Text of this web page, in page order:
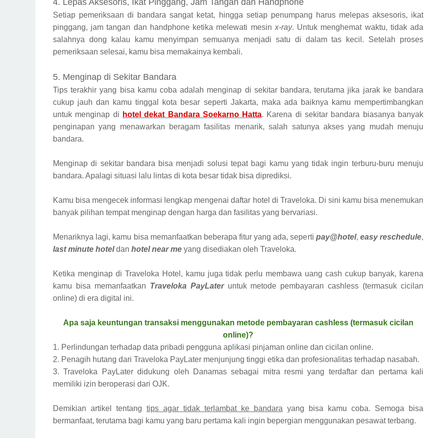
Setiap pemeriksaan di bandara sangat ketat, hingga setiap penumpang harus melepas aksesoris, ikat
pinggang, jam tangan dan handphone ketika melewati mesin x-ray. Untuk menghemat waktu, tidak ada
salahnya dong kalau kamu menyimpan semuanya menjadi satu di dalam tas kecil. Setelah proses
pemeriksaan selesai, kamu bisa memakainya kembali.
5. Menginap di Sekitar Bandara
Tips terakhir yang bisa kamu coba adalah menginap di sekitar bandara, terutama jika jarak ke bandara
cukup jauh dan kamu tinggal kota besar seperti Jakarta, maka ada baiknya kamu mempertimbangkan
untuk menginap di hotel dekat Bandara Soekarno Hatta. Karena di sekitar bandara biasanya banyak
penginapan yang menawarkan beragam fasilitas menarik, salah satunya akses yang mudah menuju
bandara.
Menginap di sekitar bandara bisa menjadi solusi tepat bagi kamu yang tidak ingin terburu-buru menuju
bandara. Apalagi situasi lalu lintas di kota besar tidak bisa diprediksi.
Kamu bisa mengecek informasi lengkap mengenai daftar hotel di Traveloka. Di sini kamu bisa menemukan
banyak pilihan tempat menginap dengan harga dan fasilitas yang bervariasi.
Menariknya lagi, kamu bisa memanfaatkan beberapa fitur yang ada, seperti pay@hotel, easy reschedule,
last minute hoteldan hotel near me yang disediakan oleh Traveloka.
Ketika menginap di Traveloka Hotel, kamu juga tidak perlu membawa uang cash cukup banyak, karena
kamu bisa memanfaatkan Traveloka PayLateruntuk metode pembayaran cashless (termasuk cicilan
online) di era digital ini.
Apa saja keuntungan transaksi menggunakan metode pembayaran cashless (termasuk cicilan
online)?
1. Perlindungan terhadap data pribadi pengguna aplikasi pinjaman online dan cicilan online.
2. Penagih hutang dari Traveloka PayLater menjunjung tinggi etika dan profesionalitas terhadap nasabah.
3. Traveloka PayLater didukung oleh Danamas sebagai mitra resmi yang terdaftar dan pertama kali
memiliki izin beroperasi dari OJK.
Demikian artikel tentang tips agar tidak terlambat ke bandara yang bisa kamu coba. Semoga bisa
bermanfaat, terutama bagi kamu yang baru pertama kali ingin bepergian menggunakan pesawat terbang.